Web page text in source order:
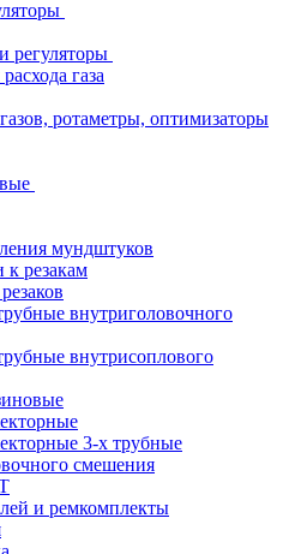
регуляторы
газа
ротаметры, оптимизаторы
мундштуков
резакам
внутриголовочного
внутрисоплового
3-х трубные
смешения
и ремкомплекты